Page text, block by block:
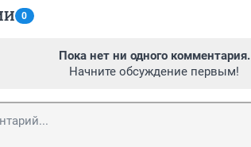
0
Пока нет ни одного комментария.
Начните обсуждение первым!